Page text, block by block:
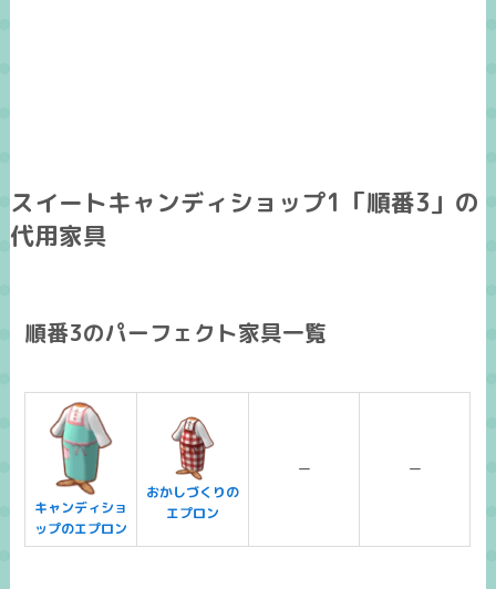
スイートキャンディショップ1「順番3」の
代用家具
順番3のパーフェクト家具一覧
キャンディショ
ップのエプロン
おかしづくりの
エプロン
ー ー